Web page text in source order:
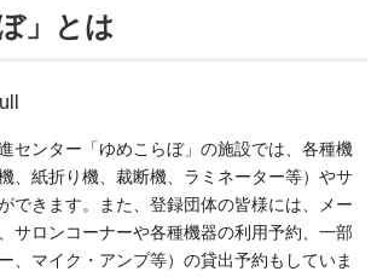
」とは
センター「ゆめこらぼ」の施設では、各種機
、紙折り機、裁断機、ラミネーター等）やサ
できます。また、登録団体の皆様には、メー
サロンコーナーや各種機器の利用予約、一部
、マイク・アンプ等）の貸出予約もしていま